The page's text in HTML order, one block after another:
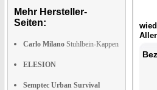
Mehr Hersteller-
Seiten:
Carlo Milano Stuhlbein-Kappen
ELESION
Semptec Urban Survival